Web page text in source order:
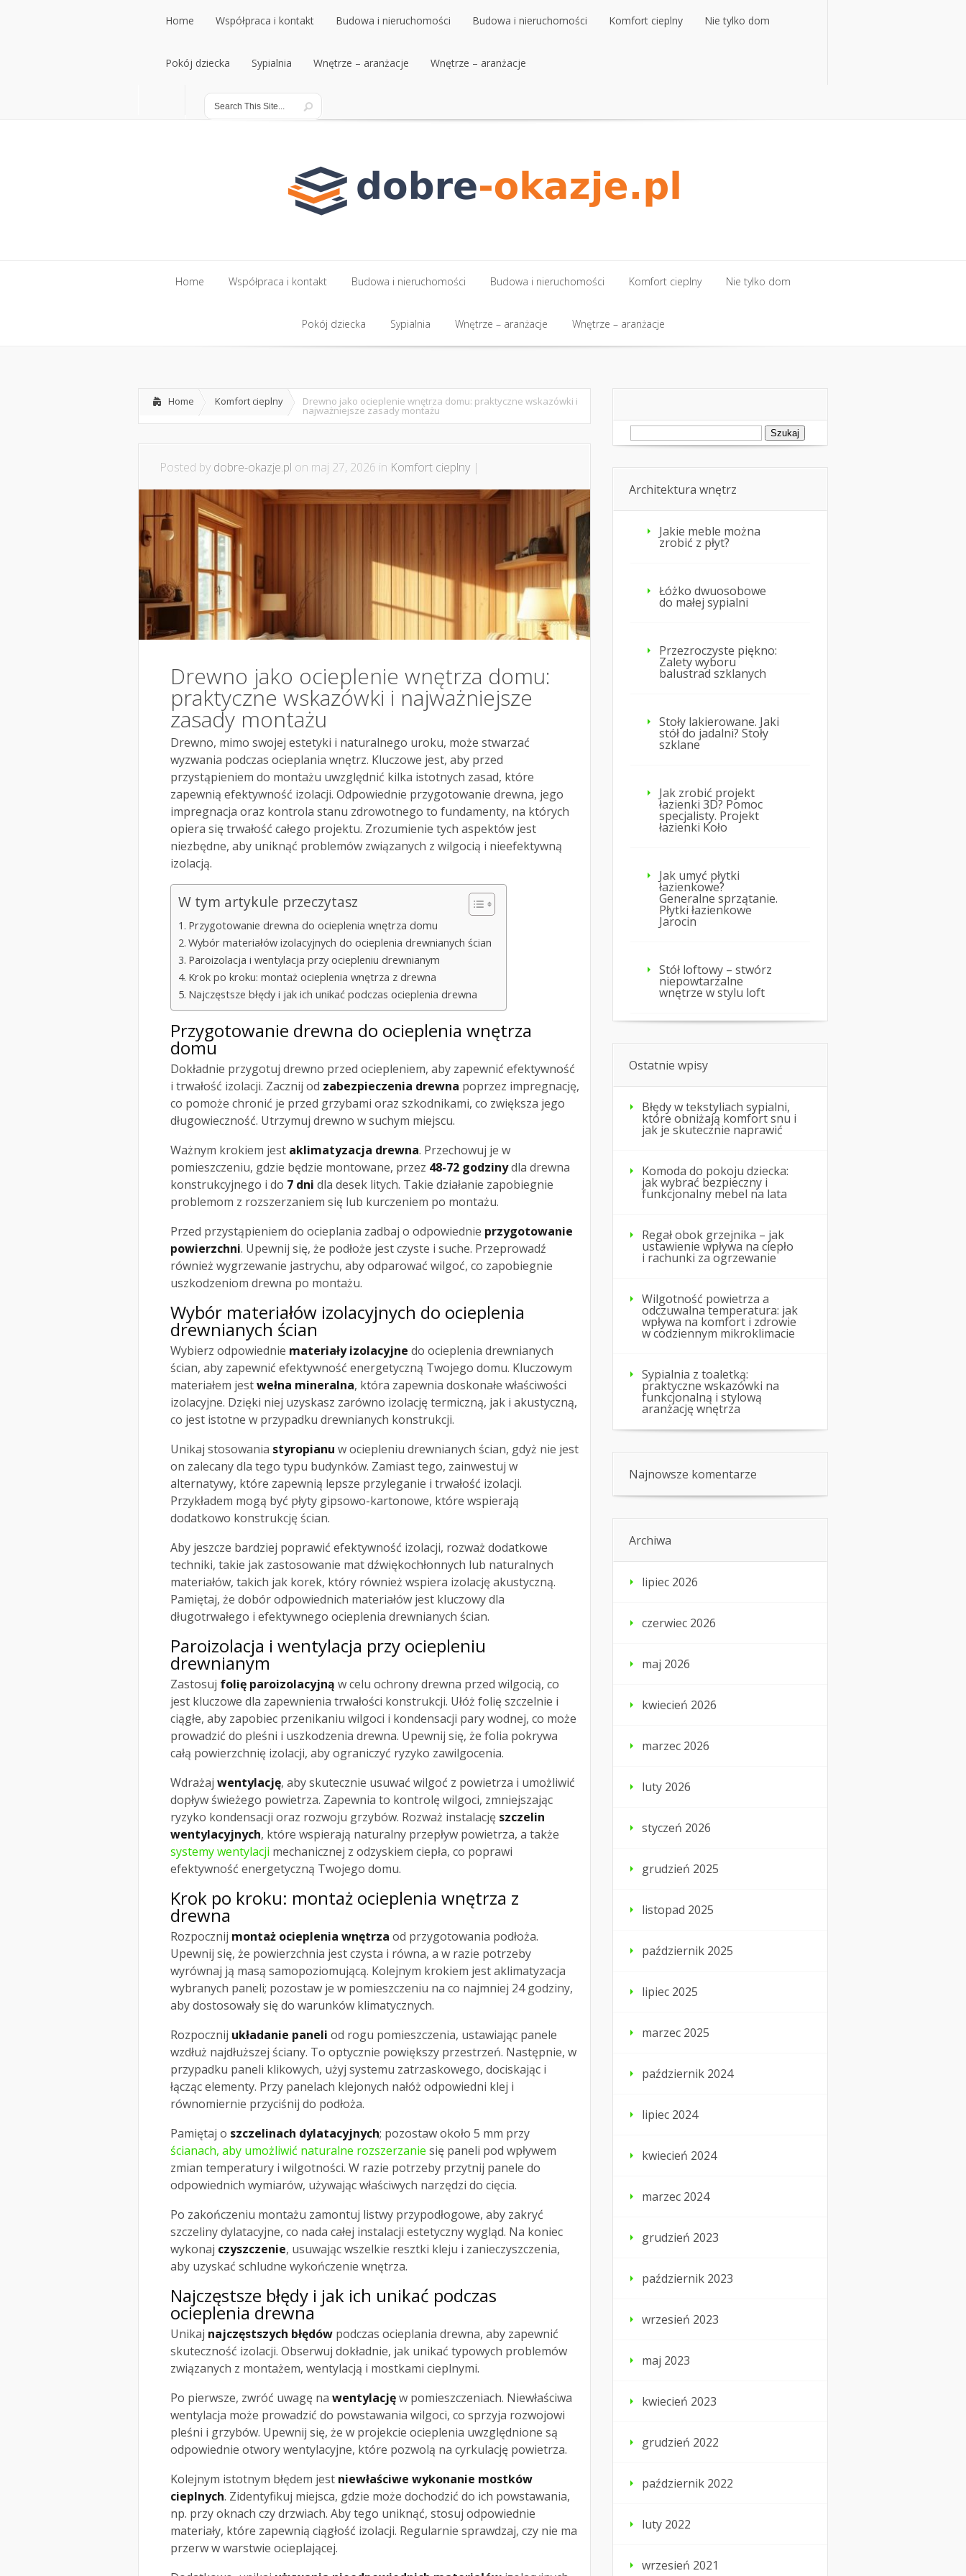
Home
Home
Współpraca i kontakt
Współpraca i kontakt
Budowa i nieruchomości
Budowa i nieruchomości
Budowa i nieruchomości
Budowa i nieruchomości
Komfort cieplny Nie tylko dom
Pokój dziecka
Pokój dziecka
Sypialnia
Sypialnia
Wnętrze – aranżacje Wnętrze – aranżacje
Home Współpraca i kontakt
Współpraca i kontakt
Budowa i nieruchomości
Budowa i nieruchomości
Budowa i nieruchomości
Budowa i nieruchomości
Komfort cieplny
Komfort cieplny
Nie tylko dom
Pokój dziecka Sypialnia Wnętrze – aranżacje Wnętrze – aranżacje
Home Komfort cieplny Drewno jako ocieplenie wnętrza domu: praktyczne wskazówki i
najważniejsze zasady montażu
Posted by dobre-okazje.pl on maj 27, 2026 in Komfort cieplny|
Drewno jako ocieplenie wnętrza domu:
praktyczne wskazówki i najważniejsze
zasady montażu
Drewno, mimo swojej estetyki i naturalnego uroku, może stwarzać
wyzwania podczas ocieplania wnętrz. Kluczowe jest, aby przed
przystąpieniem do montażu uwzględnić kilka istotnych zasad, które
zapewnią efektywność izolacji. Odpowiednie przygotowanie drewna, jego
impregnacja oraz kontrola stanu zdrowotnego to fundamenty, na których
opiera się trwałość całego projektu. Zrozumienie tych aspektów jest
niezbędne, aby uniknąć problemów związanych z wilgocią i nieefektywną
izolacją.
W tym artykule przeczytasz
Przygotowanie drewna do ocieplenia wnętrza domu
Wybór materiałów izolacyjnych do ocieplenia drewnianych ścian
Paroizolacja i wentylacja przy ociepleniu drewnianym
Krok po kroku: montaż ocieplenia wnętrza z drewna
Najczęstsze błędy i jak ich unikać podczas ocieplenia drewna
Przygotowanie drewna do ocieplenia wnętrza
domu
Dokładnie przygotuj drewno przed ociepleniem, aby zapewnić efektywność
i trwałość izolacji. Zacznij od zabezpieczenia drewna poprzez impregnację,
co pomoże chronić je przed grzybami oraz szkodnikami, co zwiększa jego
długowieczność. Utrzymuj drewno w suchym miejscu.
Ważnym krokiem jest aklimatyzacja drewna. Przechowuj je w
pomieszczeniu, gdzie będzie montowane, przez 48-72 godzinydla drewna
konstrukcyjnego i do 7 dni dla desek litych. Takie działanie zapobiegnie
problemom z rozszerzaniem się lub kurczeniem po montażu.
Przed przystąpieniem do ocieplania zadbaj o odpowiednie przygotowanie
powierzchni. Upewnij się, że podłoże jest czyste i suche. Przeprowadź
również wygrzewanie jastrychu, aby odparować wilgoć, co zapobiegnie
uszkodzeniom drewna po montażu.
Wybór materiałów izolacyjnych do ocieplenia
drewnianych ścian
Wybierz odpowiednie materiały izolacyjne do ocieplenia drewnianych
ścian, aby zapewnić efektywność energetyczną Twojego domu. Kluczowym
materiałem jestwełna mineralna, która zapewnia doskonałe właściwości
izolacyjne. Dzięki niej uzyskasz zarówno izolację termiczną, jak i akustyczną,
co jest istotne w przypadku drewnianych konstrukcji.
Unikaj stosowania styropianu w ociepleniu drewnianych ścian, gdyż nie jest
on zalecany dla tego typu budynków. Zamiast tego, zainwestuj w
alternatywy, które zapewnią lepsze przyleganie i trwałość izolacji.
Przykładem mogą być płyty gipsowo-kartonowe, które wspierają
dodatkowo konstrukcję ścian.
Aby jeszcze bardziej poprawić efektywność izolacji, rozważ dodatkowe
techniki, takie jak zastosowanie mat dźwiękochłonnych lub naturalnych
materiałów, takich jak korek, który również wspiera izolację akustyczną.
Pamiętaj, że dobór odpowiednich materiałów jest kluczowy dla
długotrwałego i efektywnego ocieplenia drewnianych ścian.
Paroizolacja i wentylacja przy ociepleniu
drewnianym
Zastosuj folię paroizolacyjną w celu ochrony drewna przed wilgocią, co
jest kluczowe dla zapewnienia trwałości konstrukcji. Ułóż folię szczelnie i
ciągłe, aby zapobiec przenikaniu wilgoci i kondensacji pary wodnej, co może
prowadzić do pleśni i uszkodzenia drewna. Upewnij się, że folia pokrywa
całą powierzchnię izolacji, aby ograniczyć ryzyko zawilgocenia.
Wdrażaj wentylację, aby skutecznie usuwać wilgoć z powietrza i umożliwić
dopływ świeżego powietrza. Zapewnia to kontrolę wilgoci, zmniejszając
ryzyko kondensacji oraz rozwoju grzybów. Rozważ instalację szczelin
wentylacyjnych, które wspierają naturalny przepływ powietrza, a także
systemy wentylacji mechanicznej z odzyskiem ciepła, co poprawi
efektywność energetyczną Twojego domu.
Krok po kroku: montaż ocieplenia wnętrza z
drewna
Rozpocznij montaż ocieplenia wnętrza od przygotowania podłoża.
Upewnij się, że powierzchnia jest czysta i równa, a w razie potrzeby
wyrównaj ją masą samopoziomującą. Kolejnym krokiem jest aklimatyzacja
wybranych paneli; pozostaw je w pomieszczeniu na co najmniej 24 godziny,
aby dostosowały się do warunków klimatycznych.
Rozpocznij układanie paneli od rogu pomieszczenia, ustawiając panele
wzdłuż najdłuższej ściany. To optycznie powiększy przestrzeń. Następnie, w
przypadku paneli klikowych, użyj systemu zatrzaskowego, dociskając i
łącząc elementy. Przy panelach klejonych nałóż odpowiedni klej i
równomiernie przyciśnij do podłoża.
Pamiętaj o szczelinach dylatacyjnych; pozostaw około 5 mm przy
ścianach, aby umożliwić naturalne rozszerzanie się paneli pod wpływem
zmian temperatury i wilgotności. W razie potrzeby przytnij panele do
odpowiednich wymiarów, używając właściwych narzędzi do cięcia.
Po zakończeniu montażu zamontuj listwy przypodłogowe, aby zakryć
szczeliny dylatacyjne, co nada całej instalacji estetyczny wygląd. Na koniec
wykonaj czyszczenie, usuwając wszelkie resztki kleju i zanieczyszczenia,
aby uzyskać schludne wykończenie wnętrza.
Najczęstsze błędy i jak ich unikać podczas
ocieplenia drewna
Unikaj najczęstszych błędów podczas ocieplania drewna, aby zapewnić
skuteczność izolacji. Obserwuj dokładnie, jak unikać typowych problemów
związanych z montażem, wentylacją i mostkami cieplnymi.
Po pierwsze, zwróć uwagę na wentylacjęw pomieszczeniach. Niewłaściwa
wentylacja może prowadzić do powstawania wilgoci, co sprzyja rozwojowi
pleśni i grzybów. Upewnij się, że w projekcie ocieplenia uwzględnione są
odpowiednie otwory wentylacyjne, które pozwolą na cyrkulację powietrza.
Kolejnym istotnym błędem jest niewłaściwe wykonanie mostków
cieplnych. Zidentyfikuj miejsca, gdzie może dochodzić do ich powstawania,
np. przy oknach czy drzwiach. Aby tego uniknąć, stosuj odpowiednie
materiały, które zapewnią ciągłość izolacji. Regularnie sprawdzaj, czy nie ma
przerw w warstwie ocieplającej.
Szukaj:
Architektura wnętrz
Jakie meble można
zrobić z płyt?
Łóżko dwuosobowe
do małej sypialni
Przezroczyste piękno:
Zalety wyboru
balustrad szklanych
Stoły lakierowane. Jaki
stół do jadalni? Stoły
szklane
Jak zrobić projekt
łazienki 3D? Pomoc
specjalisty. Projekt
łazienki Koło
Jak umyć płytki
łazienkowe?
Generalne sprzątanie.
Płytki łazienkowe
Jarocin
Stół loftowy – stwórz
niepowtarzalne
wnętrze w stylu loft
Ostatnie wpisy
Błędy w tekstyliach sypialni,
które obniżają komfort snu i
jak je skutecznie naprawić
Komoda do pokoju dziecka:
jak wybrać bezpieczny i
funkcjonalny mebel na lata
Regał obok grzejnika – jak
ustawienie wpływa na ciepło
i rachunki za ogrzewanie
Wilgotność powietrza a
odczuwalna temperatura: jak
wpływa na komfort i zdrowie
w codziennym mikroklimacie
Sypialnia z toaletką:
praktyczne wskazówki na
funkcjonalną i stylową
aranżację wnętrza
Najnowsze komentarze
Archiwa
lipiec 2026
czerwiec 2026
maj 2026
kwiecień 2026
marzec 2026
luty 2026
styczeń 2026
grudzień 2025
listopad 2025
październik 2025
lipiec 2025
marzec 2025
październik 2024
lipiec 2024
kwiecień 2024
marzec 2024
grudzień 2023
październik 2023
wrzesień 2023
maj 2023
kwiecień 2023
grudzień 2022
październik 2022
luty 2022
wrzesień 2021